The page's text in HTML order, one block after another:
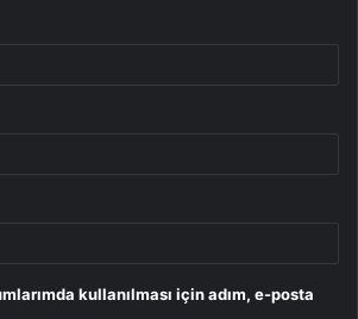
kullanılması için adım, e-posta